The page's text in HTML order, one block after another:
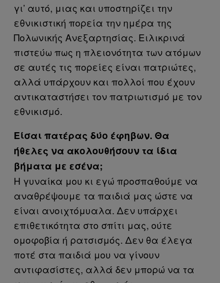
γι’ αυτό, μιας και υποστηρίζει την
εθνικιστική πορεία την ημέρα της
Πολωνικής Ανεξαρτησίας. Ειλικρινά
πιστεύω πως η πλειονότητα των ατόμων
σε αυτές τις πορείες είναι πατριώτες,
αλλά υπάρχουν και πολλοί που έχουν
αντικαταστήσει τον πατριωτισμό με τον
εθνικισμό.
Είσαι πατέρας δύο έφηβων. Θα
ήθελες να ακολουθήσουν τα ίδια
βήματα με εσένα;
Η γυναίκα μου κι εγώ προσπαθούμε να
αναθρέψουμε τα παιδιά μας ώστε να
είναι ανοιχτόμυαλα. Δεν υπάρχει
επιθετικότητα στο σπίτι μας, ούτε
ομοφοβία ή ρατσισμός. Δεν θα έλεγα
ποτέ στα παιδιά μου να γίνουν
αντιφασίστες, αλλά δεν μπορώ να τα